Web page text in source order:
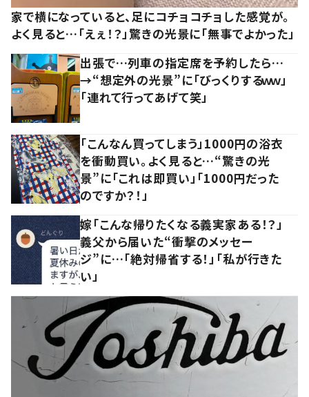
家で横になっていると、足にコチョコチョした感覚が。
よく見ると…「えぇ！？」驚きの光景に「無事でよかった」
出張で…列車の指定席を予約したら…
→“想定外の光景”に「びっくりするｗｗ」
「連れて行ってあげて笑」
「こんなん買ってしまう」1000円の浴衣
を衝動買い。よく見ると…“驚きの光
景”に「これは即買い」「1000円だった
のですか？！」
嫁「こんな帰りたくなる義実家ある！？」
義父から届いた“衝撃のメッセー
ジ”に…「絶対帰省する！」「私が行きた
い」